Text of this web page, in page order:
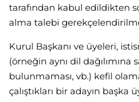
tarafından kabul edildikten
alma talebi
Kurul Başkanı ve üyeleri,
(örneğin aynı dil dağılımına
bulunmaması, vb.) kefil
çalıştıkları bir adayın başka